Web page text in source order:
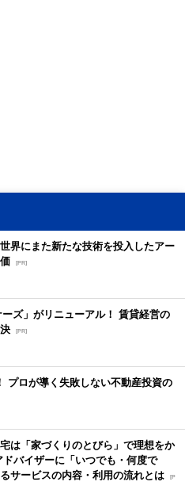
界にまた新たな技術を投入したアー
[PR]
ーズ」がリニューアル！ 賃貸経営の
[PR]
プロが導く失敗しない不動産投資の
は「家づくりのとびら」で理想をか
ドバイザーに「いつでも・何度で
サービスの内容・利用の流れとは [P